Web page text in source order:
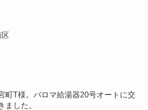
町T様。パロマ給湯器20号オートに交
ました。